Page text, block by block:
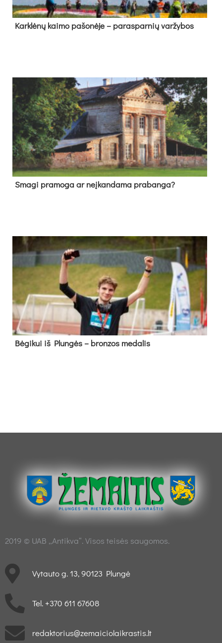
Kark­lė­nų kai­mo pa­šo­nė­je – pa­ras­par­nių var­žy­bos
Sma­gi pra­mo­ga ar neį­kan­da­ma pra­ban­ga?
Bė­gi­kui iš Plun­gės – bron­zos me­da­lis
2019 © UAB „Antikva“. Visos teisės saugomos.
Vytauto g. 13, 90123 Plungė
Tel. +370 611 67608
redaktorius@zemaiciolaikrastis.lt